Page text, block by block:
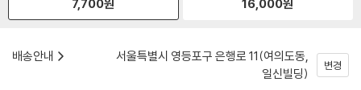
7,700원 16,000원
배송안내
서울특별시 영등포구 은행로 11(여의도동,
일신빌딩)
변경